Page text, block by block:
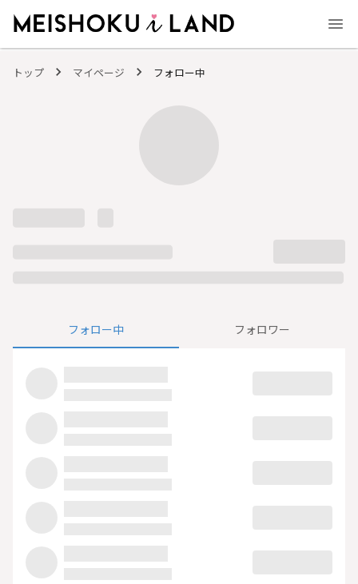
トップ マイページ フォロー中
フォロー中 フォロワー